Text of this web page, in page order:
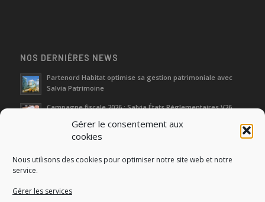
Gérer le consentement aux
cookies
Nous utilisons des cookies pour optimiser notre site web et notre
service.
Gérer les services
NOS DERNIÈRES NEWS
Partenord Habitat optimise sa gestion patrimoniale avec
Salvia Patrimoine
Campagne fiscale 2026 : Salvia États Réglementaires V26
Journées d‘Étude de l’Immobilier 2026
Salon SIMI 2025 : entre héritage et renaissance
Séminaire Actualités Réglementaires et Fiscales 2025